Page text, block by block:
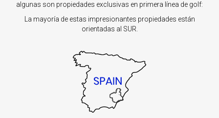
algunas son propiedades exclusivas en primera línea de golf:
La mayoría de estas impresionantes propiedades están
orientadas al SUR.